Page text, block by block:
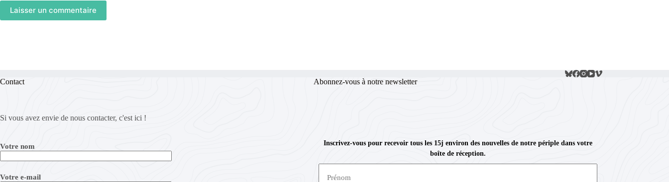
Laisser un commentaire
Contact
Si vous avez envie de nous contacter, c'est ici !
Votre nom
Votre e-mail
Abonnez-vous à notre newsletter
Inscrivez-vous pour recevoir tous les 15j environ des nouvelles de notre périple dans votre
boîte de réception.